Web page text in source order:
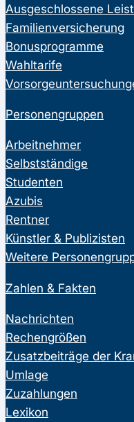
Ausgeschlossene
Familienversicherung
Bonusprogramme
Wahltarife
Personengruppen
Arbeitnehmer
Selbstständige
Studenten
Azubis
Rentner
Künstler & Publizisten
Weitere
Zahlen & Fakten
Nachrichten
Rechengrößen
Zusatzbeiträge der
Umlage
Zuzahlungen
Lexikon